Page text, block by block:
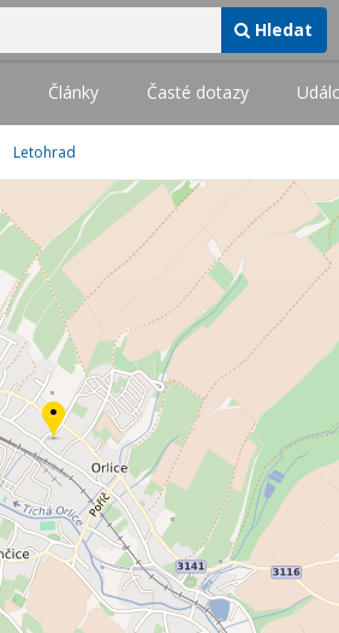
Hledat
Články Časté dotazy
Letohrad